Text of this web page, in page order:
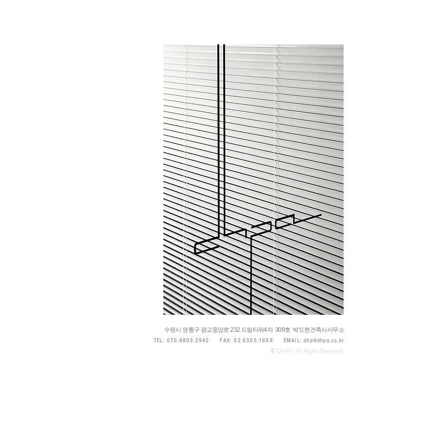
수원시 영통구 광교중앙로 232 드림타워4차 309호 박도현건축사사무소
TEL: 070.8803.2942FAX: 02.6305.1609 EMAIL:dhp@dhpa.co.kr
© DHPA. All Rights Reserved.